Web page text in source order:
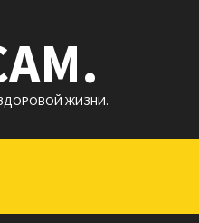
ЖИЗНИ.